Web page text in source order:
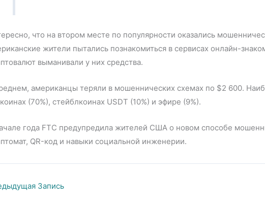
что на втором месте по популярности оказались
жители пытались познакомиться в сервисах онлайн-
выманивали у них средства.
американцы теряли в мошеннических схемах по $2 600.
(70%), стейблкоинах USDT (10%) и эфире (9%).
года FTC предупредила жителей США о новом способе
QR-код и навыки социальной инженерии.
Запись